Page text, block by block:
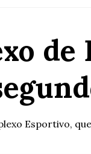
de
Esportivo,